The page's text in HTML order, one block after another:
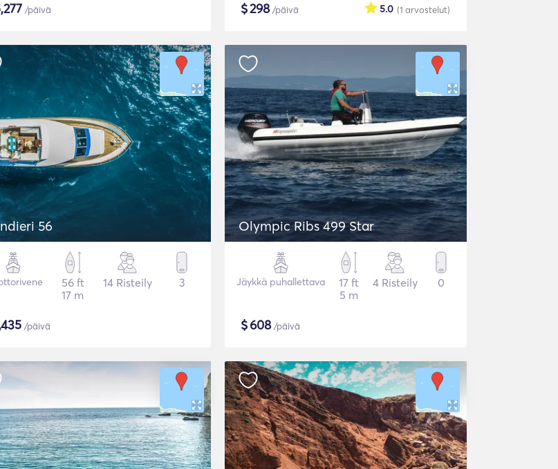
/päivä $298/päivä (1 arvostelut)
5.0
56
56 ft
17 m
14 Risteily 3
/päivä
Olympic Ribs 499 Star
Jäykkä puhallettava
17 ft
5 m
4 Risteily 0
$608/päivä